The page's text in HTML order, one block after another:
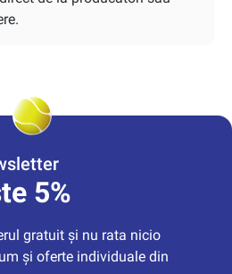
5%
gratuit și nu rata nicio
și oferte individuale din